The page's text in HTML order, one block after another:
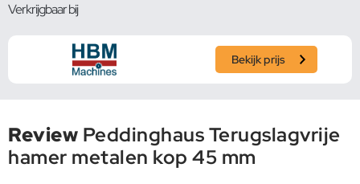
Verkrijgbaar bij
Bekijk prijs
Review Peddinghaus Terugslagvrije
hamer metalen kop 45 mm